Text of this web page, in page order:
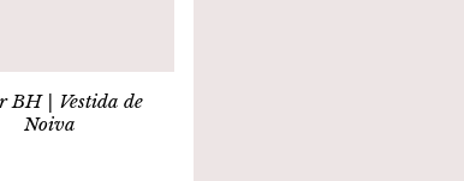
BH | Vestida de
Noiva